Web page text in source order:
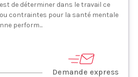
de déterminer dans le travail ce
contraintes pour la santé mentale
perform...
Demande express